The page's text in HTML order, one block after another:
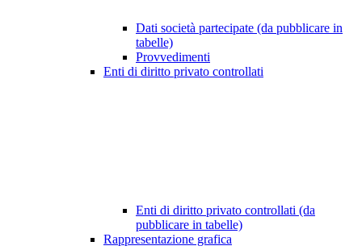
Dati società partecipate (da pubblicare in
tabelle)
Provvedimenti
Enti di diritto privato controllati
Enti di diritto privato controllati (da
pubblicare in tabelle)
Rappresentazione grafica